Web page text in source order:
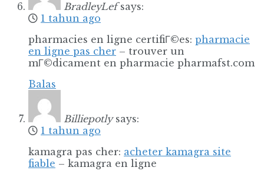
BradleyLef says:
1 tahun ago
pharmacies en ligne certifiГ©es: pharmacie
en ligne pas cher – trouver un
mГ©dicament en pharmacie pharmafst.com
Balas
Billiepotly says:
1 tahun ago
kamagra pas cher: acheter kamagra site
fiable – kamagra en ligne